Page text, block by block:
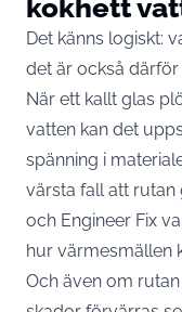
kokhett
Det känns logiskt:
det är också
När ett kallt glas
vatten kan det
spänning i
värsta fall att rutan
och Engineer Fix
hur värmesmällen
Och även om